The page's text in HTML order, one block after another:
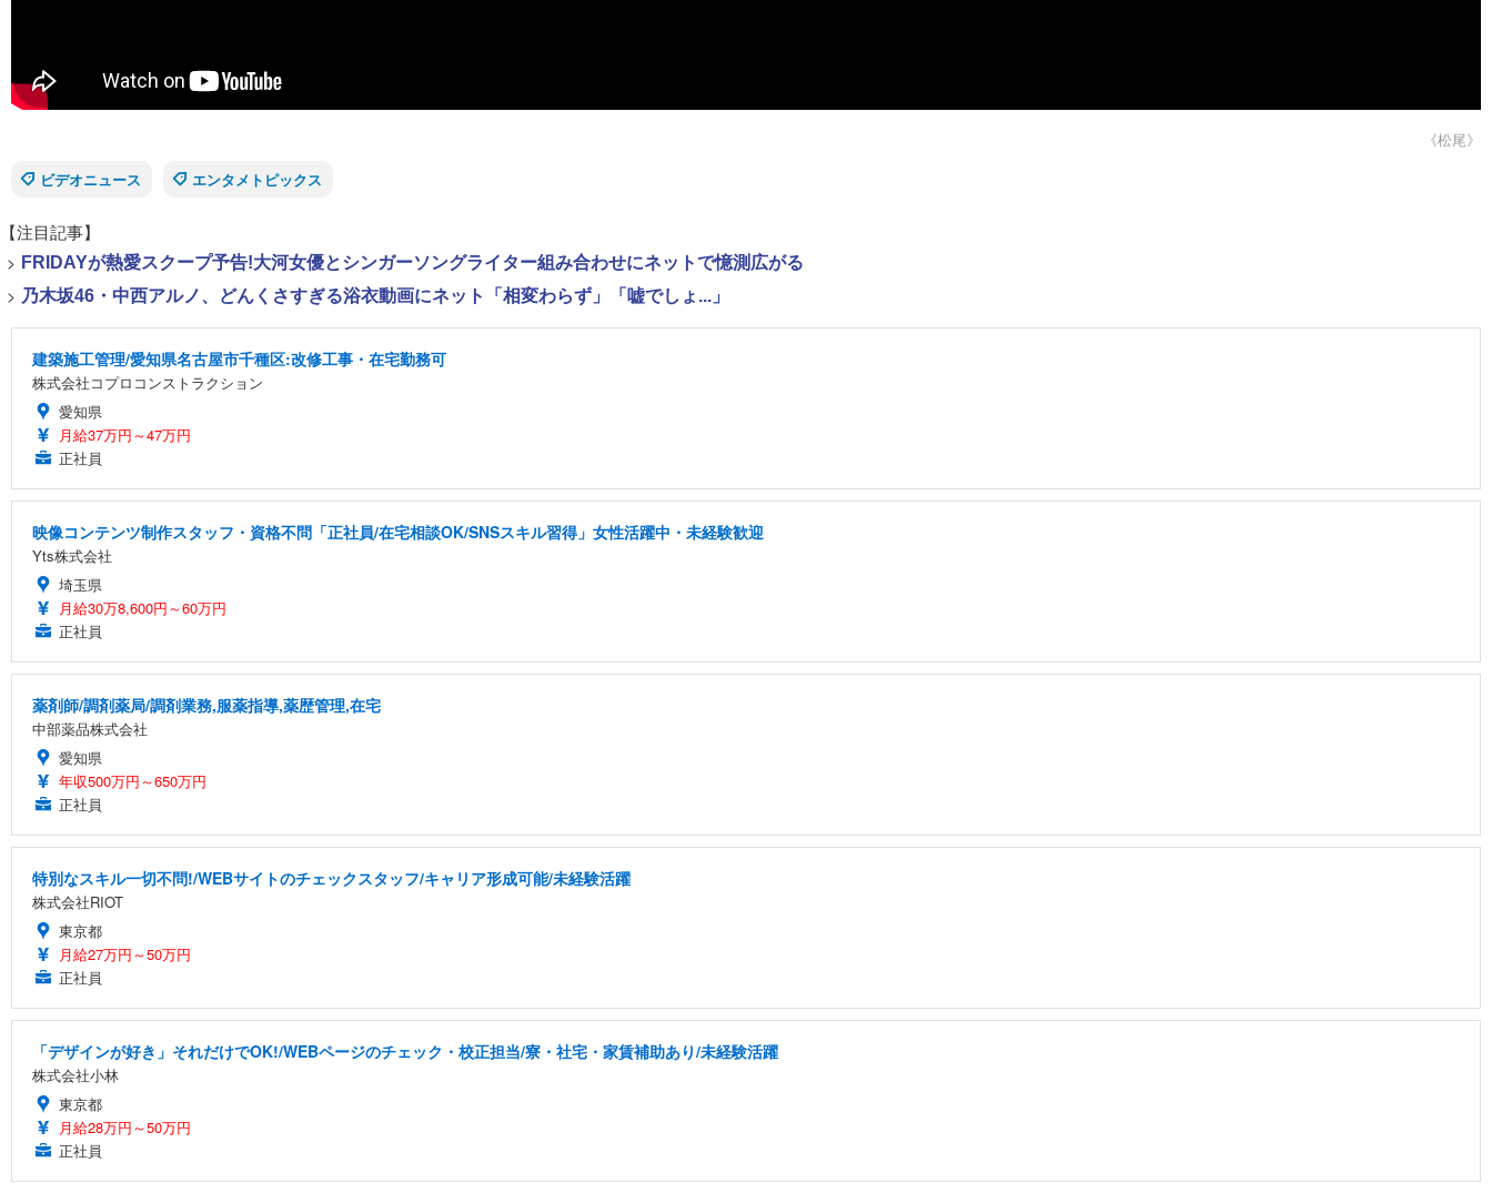
《松尾》
ビデオニュース
エンタメトピックス
【注目記事】
> FRIDAYが熱愛スクープ予告!大河女優とシンガーソングライター組み合わせにネットで憶測広がる
> 乃木坂46・中西アルノ、どんくさすぎる浴衣動画にネット「相変わらず」「嘘でしょ...」
建築施工管理/愛知県名古屋市千種区:改修工事・在宅勤務可
株式会社コプロコンストラクション
愛知県
月給37万円～47万円
正社員
映像コンテンツ制作スタッフ・資格不問「正社員/在宅相談OK/SNSスキル習得」女性活躍中・未経験歓迎
Yts株式会社
埼玉県
月給30万8,600円～60万円
正社員
薬剤師/調剤薬局/調剤業務,服薬指導,薬歴管理,在宅
中部薬品株式会社
愛知県
年収500万円～650万円
正社員
特別なスキル一切不問!/WEBサイトのチェックスタッフ/キャリア形成可能/未経験活躍
株式会社RIOT
東京都
月給27万円～50万円
正社員
「デザインが好き」それだけでOK!/WEBページのチェック・校正担当/寮・社宅・家賃補助あり/未経験活躍
株式会社小林
東京都
月給28万円～50万円
正社員